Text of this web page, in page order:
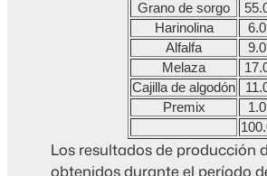
Grano de sorgo
Harinolina
6.0
Alfalfa
9.0
Melaza
Cajilla de algodón
Premix
1.0
Los resultados de producción
obtenidos durante el período